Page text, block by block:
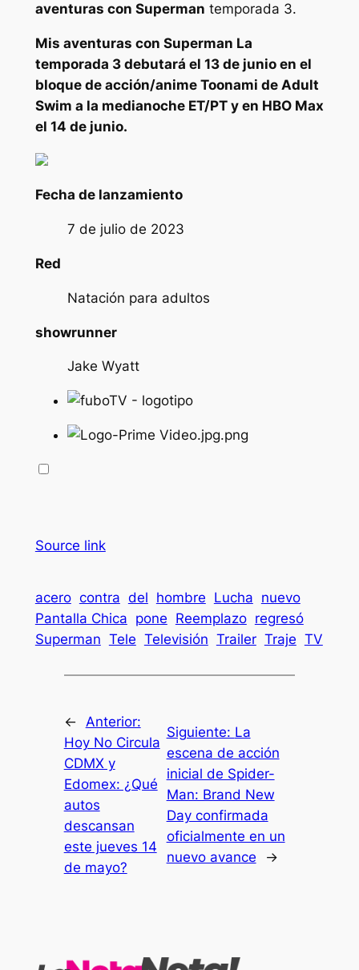
aventuras con Superman temporada 3.
Mis aventuras con Superman La
temporada 3 debutará el 13 de junio en el
bloque de acción/anime Toonami de Adult
Swim a la medianoche ET/PT y en HBO Max
el 14 de junio.
Fecha de lanzamiento
7 de julio de 2023
Red
Natación para adultos
showrunner
Jake Wyatt
Source link
acero contra del hombre Lucha nuevo
Pantalla Chica pone Reemplazo regresó
Superman Tele Televisión Trailer Traje TV
← Anterior:
Hoy No Circula
CDMX y
Edomex: ¿Qué
autos
descansan
este jueves 14
de mayo?
Siguiente: La
escena de acción
inicial de Spider-
Man: Brand New
Day confirmada
oficialmente en un
nuevo avance
→